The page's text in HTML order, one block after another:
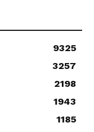
9325
3257
2198
1943
1185